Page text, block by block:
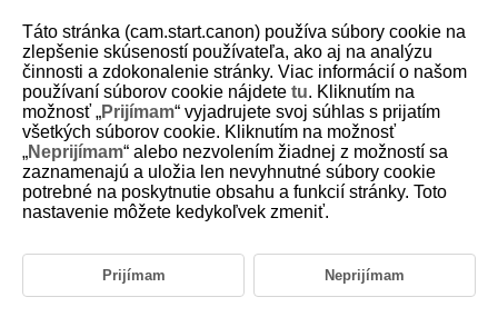
D185-059
Dual Pixel RAW
Snímanie snímok alebo
pri zapnutej tejto funkcii umožňuje
vytvárať špeciálne snímky Dual Pixel RAW, ktoré obsahujú informácie
Professional pre fotoaparáty EOS môžete využiť údaje Dual Pixel na
jemné nastavenie rozlíšenia (pomocou informácií o hĺbke), miernu
Táto stránka (cam.start.canon) používa súbory cookie na
zlepšenie skúseností používateľa, ako aj na analýzu
činnosti a zdokonalenie stránky. Viac informácií o našom
používaní súborov cookie nájdete tu. Kliknutím na
možnosť „Prijímam“ vyjadrujete svoj súhlas s prijatím
všetkých súborov cookie. Kliknutím na možnosť
„Neprijímam“ alebo nezvolením žiadnej z možností sa
zaznamenajú a uložia len nevyhnutné súbory cookie
potrebné na poskytnutie obsahu a funkcií stránky. Toto
nastavenie môžete kedykoľvek zmeniť.
Prijímam Neprijímam